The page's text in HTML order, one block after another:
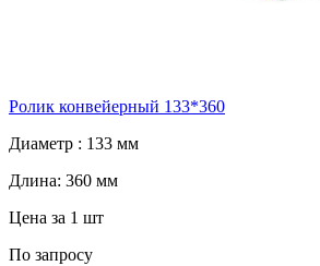
Ролик конвейерный 133*360
Диаметр : 133 мм
Длина: 360 мм
Цена за 1 шт
По запросу